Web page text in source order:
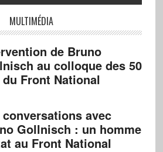
MULTIMÉDIA
de Bruno
au colloque des 50
Front National
conversations avec
Gollnisch : un homme
au Front National